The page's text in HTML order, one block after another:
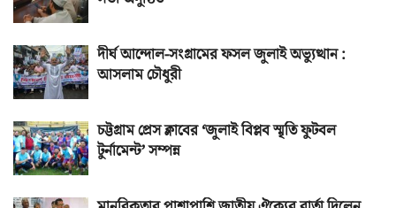
দীর্ঘ আন্দোল-সংগ্রামের ফসল জুলাই অভ্যুত্থান :
আসলাম চৌধুরী
চট্টগ্রাম প্রেস ক্লাবের ‘জুলাই বিপ্লব স্মৃতি ফুটবল
টুর্নামেন্ট’ সম্পন্ন